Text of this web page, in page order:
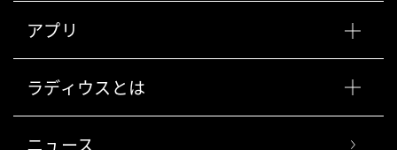
アプリ
ラディウスとは
ニュース